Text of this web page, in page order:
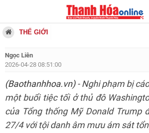
THẾ GIỚI
Ngọc Liên
2026-04-28 08:51:00
(Baothanhhoa.vn)- Nghi phạm bị
một buổi tiệc tối ở thủ đô
của Tổng thống Mỹ Donald Trump
27/4 với tội danh âm mưu ám sát